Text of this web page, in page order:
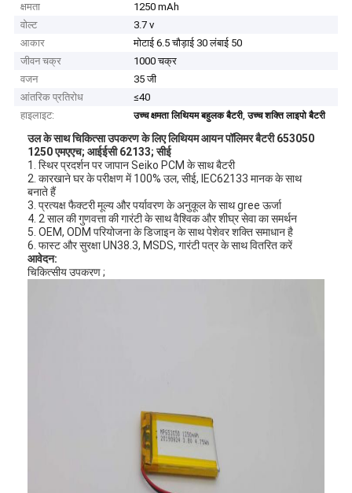
क्षमता
1250 mAh
वोल्ट
3.7 v
आकार
मोटाई 6.5 चौड़ाई 30 लंबाई 50
जीवन चक्र
1000 चक्र
वजन
35 जी
आंतरिक प्रतिरोध
≤40
हाइलाइट:
उच्च क्षमता लिथियम बहुलक बैटरी,उच्च शक्ति लाइपो बैटरी
उल के साथ चिकित्सा उपकरण के लिए लिथियम आयन पॉलिमर बैटरी 653050
1250 एमएएच; आईईसी 62133; सीई
1. स्थिर प्रदर्शन पर जापान Seiko PCM के साथ बैटरी
2. कारखाने घर के परीक्षण में 100% उल, सीई, IEC62133 मानक के साथ
बनाते हैं
3. प्रत्यक्ष फैक्टरी मूल्य और पर्यावरण के अनुकूल के साथ gree ऊर्जा
4. 2 साल की गुणवत्ता की गारंटी के साथ वैश्विक और शीघ्र सेवा का समर्थन
5. OEM, ODM परियोजना के डिजाइन के साथ पेशेवर शक्ति समाधान है
6. फास्ट और सुरक्षा UN38.3, MSDS, गारंटी पत्र के साथ वितरित करें
आवेदन:
चिकित्सीय उपकरण ;